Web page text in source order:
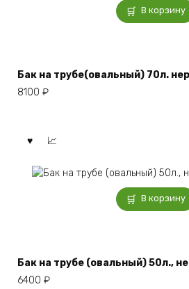
В корзину
Бак на трубе(овальный) 70л.
8100 ₽
В корзину
Бак на трубе (овальный) 50л.,
6400 ₽